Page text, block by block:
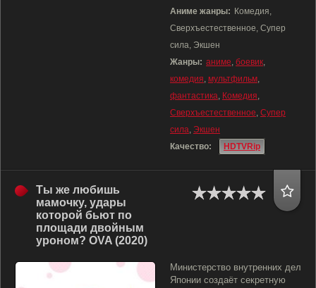
Аниме жанры: Комедия,
Сверхъестественное, Супер
сила, Экшен
Жанры: аниме, боевик,
комедия, мультфильм,
фантастика, Комедия,
Сверхъестественное, Супер
сила, Экшен
Качество:
HDTVRip
Ты же любишь
мамочку, удары
которой бьют по
площади двойным
уроном? OVA (2020)
Министерство внутренних дел
Японии создаёт секретную